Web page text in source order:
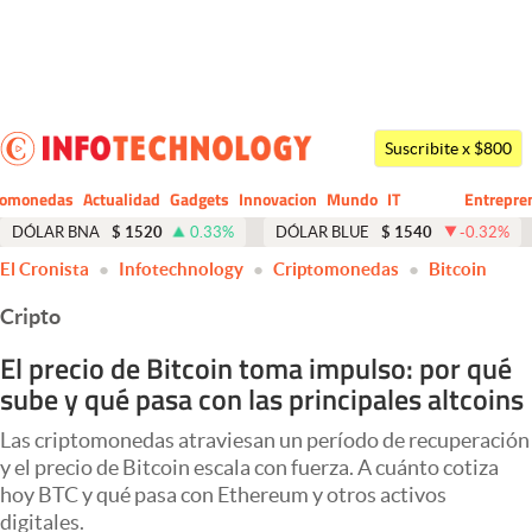
Dólar
Economía y Política
Finanzas y Mercados
Mercados Online
Negocios
Columnistas
Otras secciones
Apertura
Suscribite x $800
Actualidad Gadgets Innovacion Mundo
CIO
IT
Business
DÓLAR BNA $ 1520 0.33% DÓLAR BLUE $ 1540 -0.32%
El Cronista Infotechnology Criptomonedas Bitcoin
Cripto
El precio de Bitcoin toma impulso: por qué
sube y qué pasa con las principales altcoins
Las criptomonedas atraviesan un período de recuperación
y el precio de Bitcoin escala con fuerza. A cuánto cotiza
hoy BTC y qué pasa con Ethereum y otros activos
digitales.